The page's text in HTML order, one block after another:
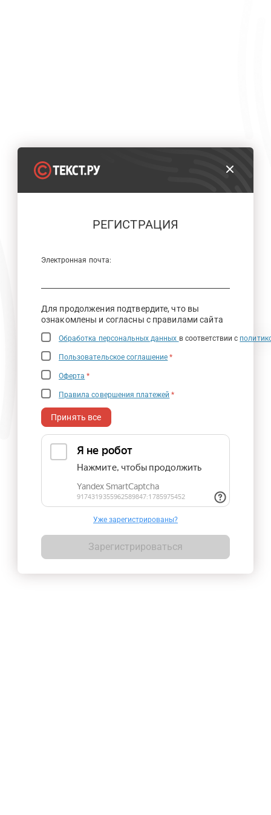
РЕГИСТРАЦИЯ
Электронная почта:
Для продолжения подтвердите, что вы
ознакомлены и согласны с правилами сайта
Обработка персональных данных в соответствии с
Пользовательское соглашение *
Оферта *
Правила совершения платежей *
Принять все
Уже зарегистрированы?
Зарегистрироваться